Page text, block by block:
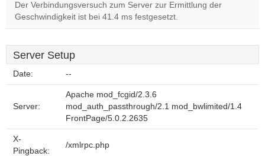
Der Verbindungsversuch zum Server zur Ermittlung der
Geschwindigkeit ist bei 41.4 ms festgesetzt.
Server Setup
Date: --
Server:
Apache mod_fcgid/2.3.6
mod_auth_passthrough/2.1 mod_bwlimited/1.4
FrontPage/5.0.2.2635
X-
Pingback:
/xmlrpc.php